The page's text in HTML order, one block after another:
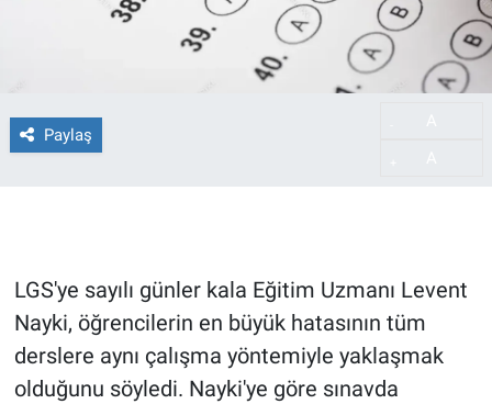
Paylaş
LGS'ye sayılı günler kala Eğitim Uzmanı Levent
Nayki, öğrencilerin en büyük hatasının tüm
derslere aynı çalışma yöntemiyle yaklaşmak
olduğunu söyledi. Nayki'ye göre sınavda
Haber Arşivi